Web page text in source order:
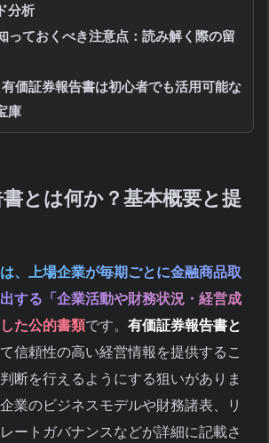
分析
っておくべき注意点：読み解く際の留
有価証券報告書は初心者でも活用可能な
庫
とは何か？基本概要と提
、上場企業が毎期ごとに金融商品取
する「企業活動や財務状況・経営成
た公的書類です。 有価証券報告書と
信頼性の高い経営情報を提供するこ
断を行えるようにする狙いがありま
業のビジネスモデルや財務諸表、リ
ートガバナンスなどが詳細に記載さ